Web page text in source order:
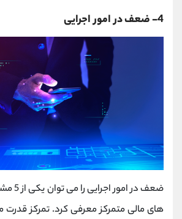
4- ضعف در امور اجرایی
ضعف در
های مالی متمرکز معرفی کرد. تمرکز